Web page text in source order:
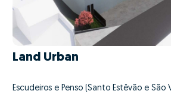
Land Urban
Escudeiros e Penso (Santo Estêvão e São